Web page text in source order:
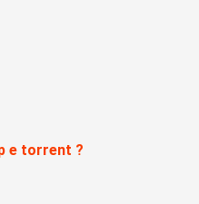
e torrent ?